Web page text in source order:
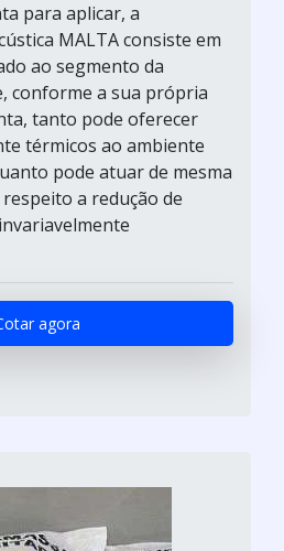
para aplicar, a
MALTA consiste em
ao segmento da
conforme a sua própria
tanto pode oferecer
térmicos ao ambiente
pode atuar de mesma
a redução de
agora